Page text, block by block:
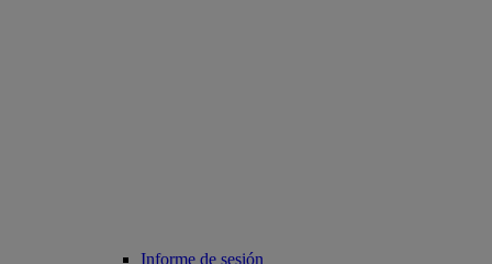
Informe de sesión